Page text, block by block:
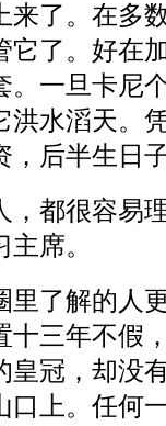
来了。在多
它了。好在
。一旦卡尼
洪水滔天。
，后半生日
，都很容易
席。
里了解的人
十三年不假
皇冠，却没
口上。任何